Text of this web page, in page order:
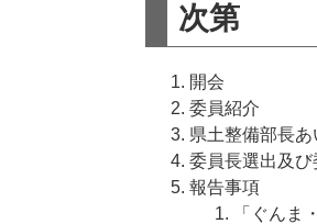
次第
開会
委員紹介
県土整備部長あ
委員長選出及
報告事項
「ぐんま